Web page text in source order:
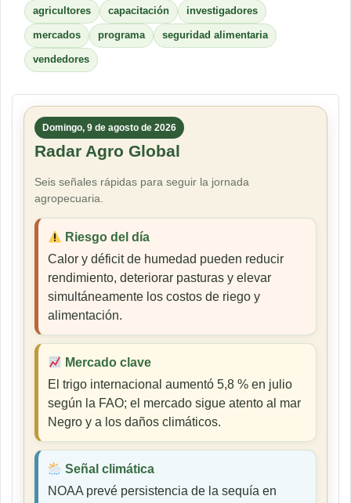
agricultores capacitación investigadores
mercados programa seguridad alimentaria
vendedores
Domingo, 9 de agosto de 2026
Radar Agro Global
Seis señales rápidas para seguir la jornada
agropecuaria.
Riesgo del día
Calor y déficit de humedad pueden reducir
rendimiento, deteriorar pasturas y elevar
simultáneamente los costos de riego y
alimentación.
Mercado clave
El trigo internacional aumentó 5,8 % en julio
según la FAO; el mercado sigue atento al mar
Negro y a los daños climáticos.
Señal climática
NOAA prevé persistencia de la sequía en